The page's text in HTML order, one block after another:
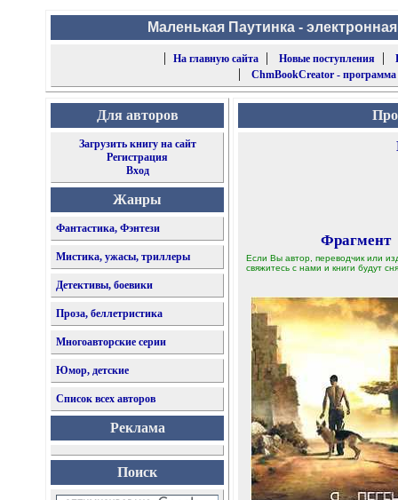
Маленькая Паутинка -
|
На главную сайта| Новые поступления |
| ChmBookCreator -
Для авторов
Загрузить книгу на сайт
Регистрация
Вход
Жанры
Фантастика, Фэнтези
Мистика, ужасы, триллеры
Детективы, боевики
Проза, беллетристика
Многоавторские серии
Юмор, детские
Список всех авторов
Реклама
Поиск
Фрагмент
Если Вы автор, переводчик или
свяжитесь с нами и книги будут